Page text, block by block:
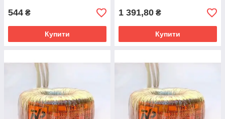
544 ₴
Купити
1 391,80 ₴
Купити